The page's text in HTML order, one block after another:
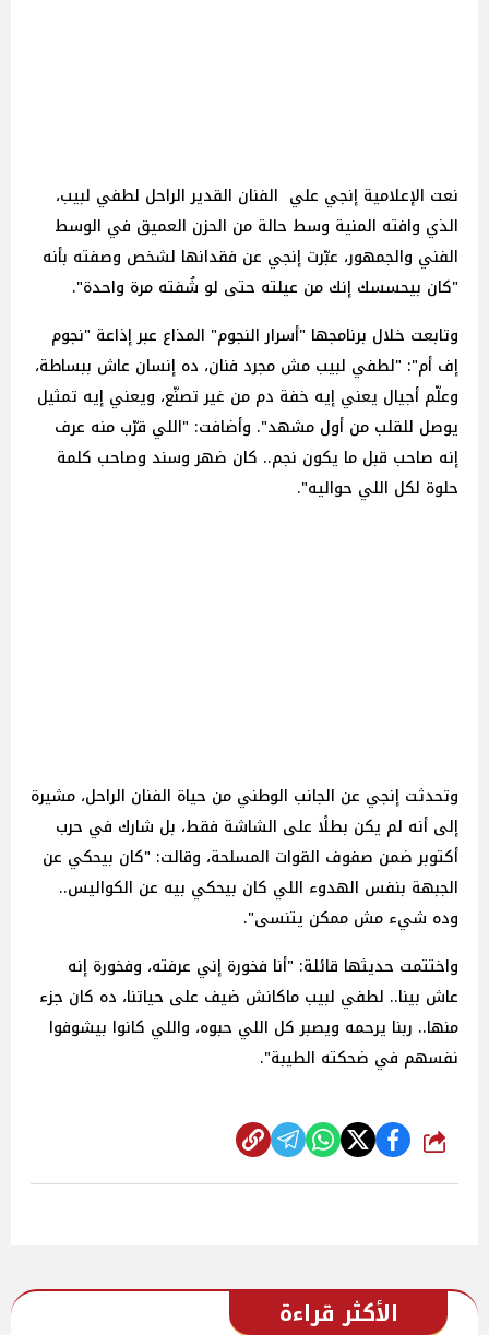
نعت الإعلامية إنجي علي الفنان القدير الراحل لطفي لبيب،
الذي وافته المنية وسط حالة من الحزن العميق في الوسط
الفني والجمهور، عبّرت إنجي عن فقدانها لشخص وصفته بأنه
"كان بيحسسك إنك من عيلته حتى لو شُفته مرة واحدة".
وتابعت خلال برنامجها "أسرار النجوم" المذاع عبر إذاعة "نجوم
إف أم": "لطفي لبيب مش مجرد فنان، ده إنسان عاش ببساطة،
وعلّم أجيال يعني إيه خفة دم من غير تصنّع، ويعني إيه تمثيل
يوصل للقلب من أول مشهد". وأضافت: "اللي قرّب منه عرف
إنه صاحب قبل ما يكون نجم.. كان ضهر وسند وصاحب كلمة
حلوة لكل اللي حواليه".
وتحدثت إنجي عن الجانب الوطني من حياة الفنان الراحل، مشيرة
إلى أنه لم يكن بطلًا على الشاشة فقط، بل شارك في حرب
أكتوبر ضمن صفوف القوات المسلحة، وقالت: "كان بيحكي عن
الجبهة بنفس الهدوء اللي كان بيحكي بيه عن الكواليس..
وده شيء مش ممكن يتنسى".
واختتمت حديثها قائلة: "أنا فخورة إني عرفته، وفخورة إنه
عاش بينا.. لطفي لبيب ماكانش ضيف على حياتنا، ده كان جزء
منها.. ربنا يرحمه ويصبر كل اللي حبوه، واللي كانوا بيشوفوا
نفسهم في ضحكته الطيبة".
شارك
الأكثر قراءة